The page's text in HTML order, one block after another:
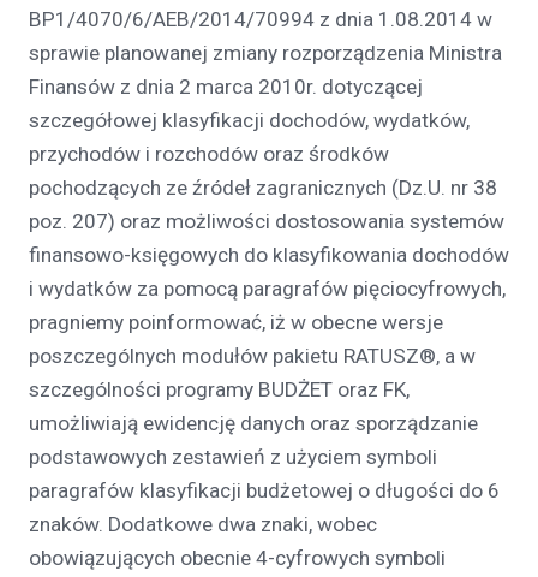
BP1/4070/6/AEB/2014/70994 z dnia 1.08.2014 w
sprawie planowanej zmiany rozporządzenia Ministra
Finansów z dnia 2 marca 2010r. dotyczącej
szczegółowej klasyfikacji dochodów, wydatków,
przychodów i rozchodów oraz środków
pochodzących ze źródeł zagranicznych (Dz.U. nr 38
poz. 207) oraz możliwości dostosowania systemów
finansowo-księgowych do klasyfikowania dochodów
i wydatków za pomocą paragrafów pięciocyfrowych,
pragniemy poinformować, iż w obecne wersje
poszczególnych modułów pakietu RATUSZ®, a w
szczególności programy BUDŻET oraz FK,
umożliwiają ewidencję danych oraz sporządzanie
podstawowych zestawień z użyciem symboli
paragrafów klasyfikacji budżetowej o długości do 6
znaków. Dodatkowe dwa znaki, wobec
obowiązujących obecnie 4-cyfrowych symboli